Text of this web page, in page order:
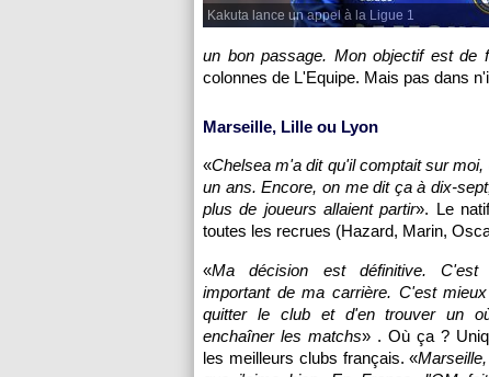
Kakuta lance un appel à la Ligue 1
un bon passage. Mon objectif est de
colonnes de L'Equipe. Mais pas dans
Marseille, Lille ou Lyon
«Chelsea m'a dit qu'il comptait sur
un ans. Encore, on me dit ça à dix-
plus de joueurs allaient partir». Le
toutes les recrues (Hazard, Marin,
«Ma décision est définitive. C'est
important de ma carrière. C'est
quitter le club et d'en trouver un
enchaîner les matchs» . Où ça ?
les meilleurs clubs français. «Marseille